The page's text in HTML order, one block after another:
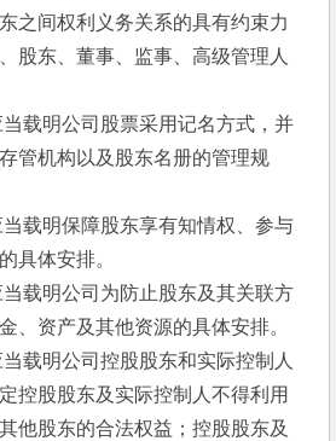
之间权利义务关系的具有约束力
股东、董事、监事、高级管理人
明公司股票采用记名方式，并
管机构以及股东名册的管理规
明保障股东享有知情权、参与
具体安排。
明公司为防止股东及其关联方
、资产及其他资源的具体安排。
明公司控股股东和实际控制人
控股股东及实际控制人不得利用
他股东的合法权益；控股股东及